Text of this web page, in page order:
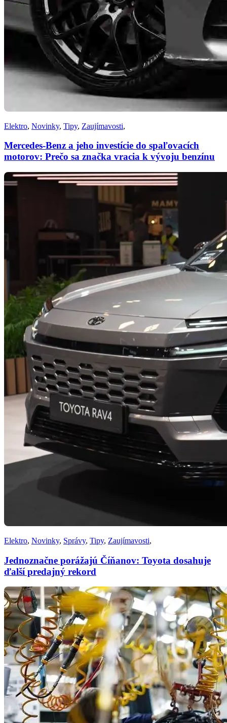
Elektro, Novinky, Tipy, Zaujímavosti,
Mercedes-Benz a jeho investície do spaľovacích
motorov: Prečo sa značka vracia k vývoju benzínu
Elektro, Novinky, Správy, Tipy, Zaujímavosti,
Jednoznačne porážajú Číňanov: Toyota dosahuje
ďalší predajný rekord